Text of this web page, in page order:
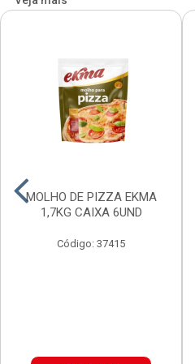
MOLHO DE PIZZA EKMA
1,7KG CAIXA 6UND
Código: 37415